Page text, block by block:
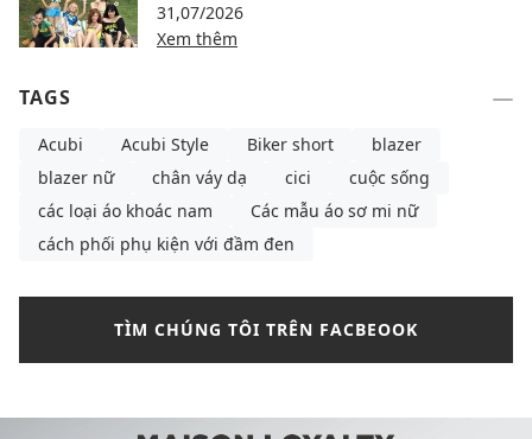
31,07/2026
Xem thêm
TAGS
Acubi Acubi Style Biker short
blazer
blazer nữ
chân váy dạ cici
cuộc sống
các loại áo khoác nam
Các mẫu áo sơ mi nữ
cách phối phụ kiện với đầm đen
TÌM CHÚNG TÔI TRÊN FACBEOOK